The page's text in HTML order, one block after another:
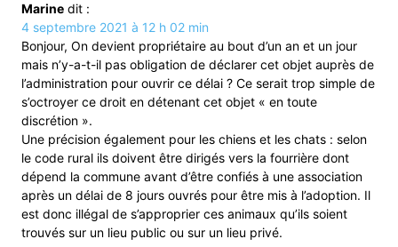
Marine dit :
4 septembre 2021 à 12 h 02 min
Bonjour, On devient propriétaire au bout d’un an et un jour
mais n’y-a-t-il pas obligation de déclarer cet objet auprès de
l’administration pour ouvrir ce délai ? Ce serait trop simple de
s’octroyer ce droit en détenant cet objet « en toute
discrétion ».
Une précision également pour les chiens et les chats : selon
le code rural ils doivent être dirigés vers la fourrière dont
dépend la commune avant d’être confiés à une association
après un délai de 8 jours ouvrés pour être mis à l’adoption. Il
est donc illégal de s’approprier ces animaux qu’ils soient
trouvés sur un lieu public ou sur un lieu privé.